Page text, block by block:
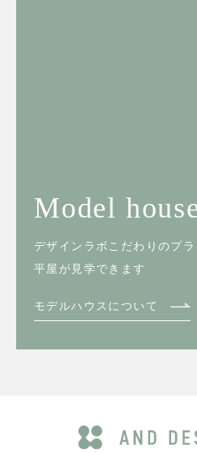
Model
デザインラボこだわりのプ
平屋が見学できます
モデルハウスについて